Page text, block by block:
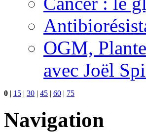
OGM,
avec Joël
0 | 15 | 30 | 45 | 60 | 75
Navigation